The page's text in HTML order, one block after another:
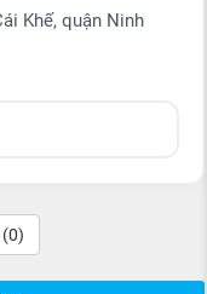
Khế, quận Ninh
(0)